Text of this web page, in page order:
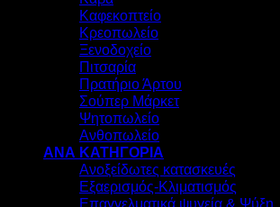
Καφεκοπτείο
Κρεοπωλείο
Ξενοδοχείο
Πιτσαρία
Πρατήριο Άρτου
Σούπερ Μάρκετ
Ψητοπωλείο
Ανθοπωλείο
ΑΝΑ ΚΑΤΗΓΟΡΙΑ
Ανοξείδωτες κατασκευές
Εξαερισμός-Κλιματισμός
Επαγγελματικά ψυγεία & Ψύξη